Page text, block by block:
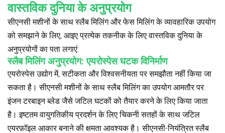
वास्तविक दुनिया के अनुप्रयोग
सीएनसी मशीनों के साथ स्लैब मिलिंग और फेस मिलिंग के व्यावहारिक उपयोग
को समझाने के लिए, आइए प्रत्येक तकनीक के लिए वास्तविक दुनिया के
अनुप्रयोगों का पता लगाएं:
स्लैब मिलिंग अनुप्रयोग: एयरोस्पेस घटक विनिर्माण
एयरोस्पेस उद्योग में, सटीकता और विश्वसनीयता पर समझौता नहीं किया जा
सकता है। सीएनसी मशीनों के साथ स्लैब मिलिंग का उपयोग आमतौर पर
इंजन टरबाइन ब्लेड जैसे जटिल घटकों को तैयार करने के लिए किया जाता
है। इष्टतम वायुगतिकीय प्रदर्शन के लिए चिकनी सतहों के साथ जटिल
एयरफ़ॉइल आकार बनाने की क्षमता आवश्यक है। सीएनसी-नियंत्रित स्लैब